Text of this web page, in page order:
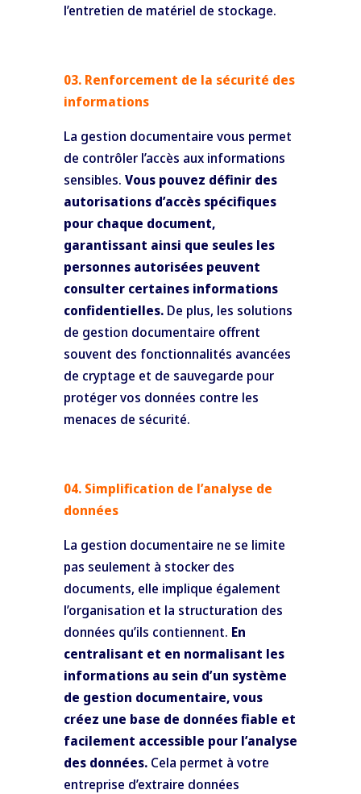
l’entretien de matériel de stockage.
03. Renforcement de la sécurité des
informations
La gestion documentaire vous permet
de contrôler l’accès aux informations
sensibles. Vous pouvez définir des
autorisations d’accès spécifiques
pour chaque document,
garantissant ainsi que seules les
personnes autorisées peuvent
consulter certaines informations
confidentielles.De plus, les solutions
de gestion documentaire offrent
souvent des fonctionnalités avancées
de cryptage et de sauvegarde pour
protéger vos données contre les
menaces de sécurité.
04. Simplification de l’analyse de
données
La gestion documentaire ne se limite
pas seulement à stocker des
documents, elle implique également
l’organisation et la structuration des
données qu’ils contiennent. En
centralisant et en normalisant les
informations au sein d’un système
de gestion documentaire, vous
créez une base de données fiable et
facilement accessible pour l’analyse
des données.Cela permet à votre
entreprise d’extraire données